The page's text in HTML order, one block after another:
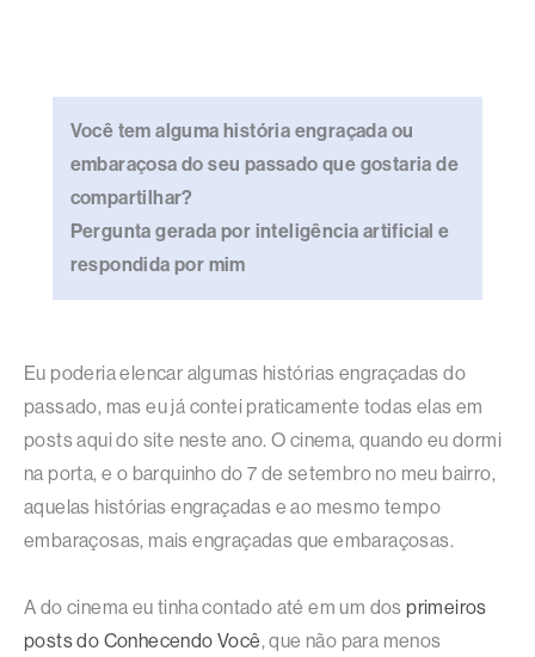
Você tem alguma história engraçada ou
embaraçosa do seu passado que gostaria de
compartilhar?
Pergunta gerada por inteligência artificial e
respondida por mim
Eu poderia elencar algumas histórias engraçadas do
passado, mas eu já contei praticamente todas elas em
posts aqui do site neste ano. O cinema, quando eu dormi
na porta, e o barquinho do 7 de setembro no meu bairro,
aquelas histórias engraçadas e ao mesmo tempo
embaraçosas, mais engraçadas que embaraçosas.
A do cinema eu tinha contado até em um dos primeiros
posts do Conhecendo Você, que não para menos